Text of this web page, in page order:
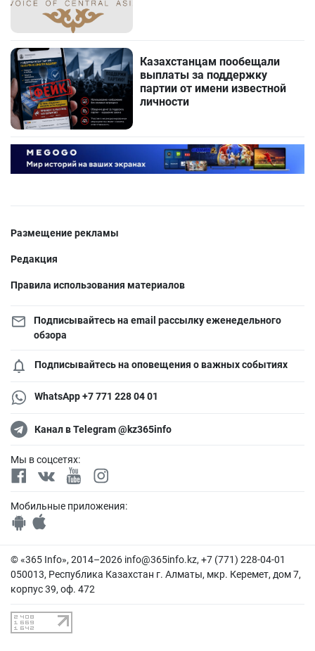
Казахстанцам пообещали
выплаты за поддержку
партии от имени известной
личности
Размещение рекламы
Редакция
Правила использования материалов
Подписывайтесь на email рассылку еженедельного
обзора
Подписывайтесь на оповещения о важных событиях
WhatsApp +7 771 228 04 01
Канал в Telegram @kz365info
Мы в соцсетях:
Мобильные приложения:
© «365 Info», 2014–2026 info@365info.kz, +7 (771) 228-04-01
050013, Республика Казахстан г. Алматы, мкр. Керемет, дом 7,
корпус 39, оф. 472